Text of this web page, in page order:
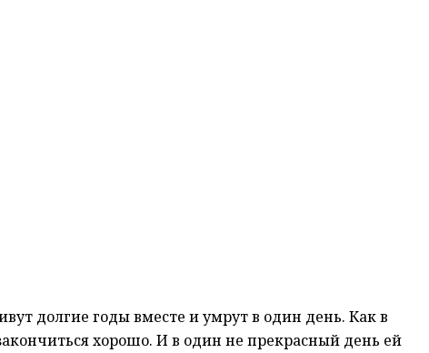
долгие годы вместе и умрут в один день. Как в
хорошо. И в один не прекрасный день ей